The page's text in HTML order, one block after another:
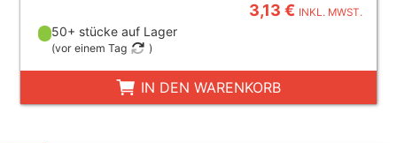
3,13 € INKL. MWST.
50+ stücke auf Lager
(vor einem Tag )
IN DEN WARENKORB